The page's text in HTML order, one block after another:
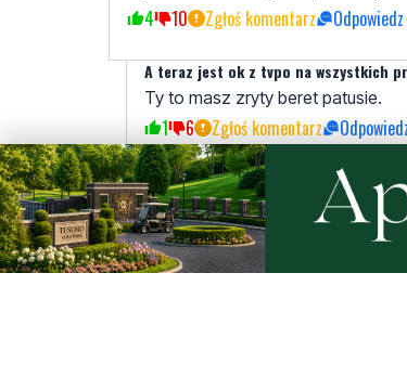
4 10 Zgłoś komentarz
A teraz jest ok z tvpo na wszystkich
Ty to masz zryty beret patusie.
1 6 Zgłoś komentarz
Przyzwyczajony niedziela, 25 lutego
Odezwała się największa
4 1 Zgłoś komentarz